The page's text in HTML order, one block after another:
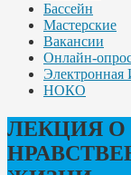
Бассейн
Мастерские
Вакансии
Онлайн-
НОКО
ЛЕКЦИЯ О